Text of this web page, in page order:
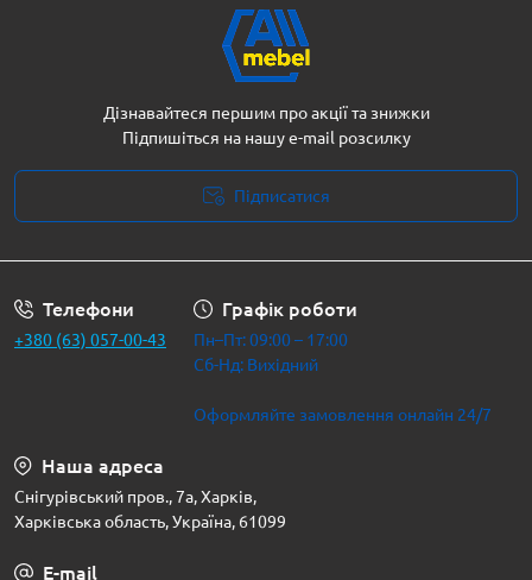
Дізнавайтеся першим про акції та знижки
Підпишіться на нашу e-mail розсилку
Підписатися
Телефони
+380 (63) 057-00-43
Графік роботи
Пн–Пт: 09:00 – 17:00
Сб-Нд: Вихідний
Оформляйте замовлення онлайн 24/7
Наша адреса
Снігурівський пров., 7а, Харків,
Харківська область, Україна, 61099
E-mail